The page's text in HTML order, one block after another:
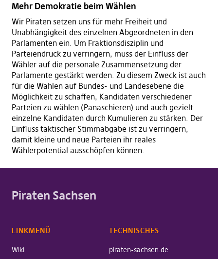
Mehr Demokratie beim Wählen
Wir Piraten setzen uns für mehr Freiheit und
Unabhängigkeit des einzelnen Abgeordneten in den
Parlamenten ein. Um Fraktionsdisziplin und
Parteiendruck zu verringern, muss der Einfluss der
Wähler auf die personale Zusammensetzung der
Parlamente gestärkt werden. Zu diesem Zweck ist auch
für die Wahlen auf Bundes- und Landesebene die
Möglichkeit zu schaffen, Kandidaten verschiedener
Parteien zu wählen (Panaschieren) und auch gezielt
einzelne Kandidaten durch Kumulieren zu stärken. Der
Einfluss taktischer Stimmabgabe ist zu verringern,
damit kleine und neue Parteien ihr reales
Wählerpotential ausschöpfen können.
Piraten Sachsen
LINKMENÜ
Wiki
TECHNISCHES
piraten-sachsen.de